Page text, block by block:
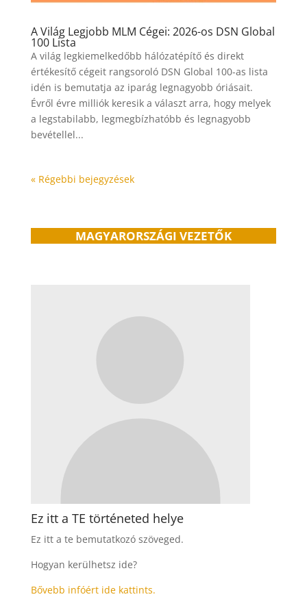
A Világ Legjobb MLM Cégei: 2026-os DSN Global
100 Lista
A világ legkiemelkedőbb hálózatépítő és direkt
értékesítő cégeit rangsoroló DSN Global 100-as lista
idén is bemutatja az iparág legnagyobb óriásait.
Évről évre milliók keresik a választ arra, hogy melyek
a legstabilabb, legmegbízhatóbb és legnagyobb
bevétellel...
« Régebbi bejegyzések
MAGYARORSZÁGI VEZETŐK
Ez itt a TE történeted helye
Ez itt a te bemutatkozó szöveged.
Hogyan kerülhetsz ide?
Bővebb infóért ide kattints.